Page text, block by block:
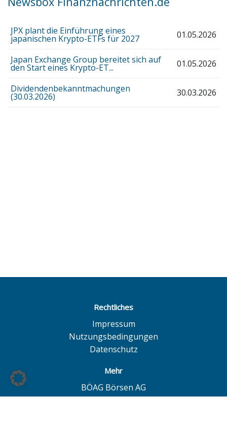
JPX plant die Einführung eines
japanischen Krypto-ETFs für 2027 01.05.2026
Japan Exchange Group bereitet sich auf
den Start eines Krypto-ET... 01.05.2026
Dividendenbekanntmachungen
(30.03.2026) 30.03.2026
Rechtliches
Impressum
Nutzungsbedingungen
Datenschutz
Mehr
BÖAG Börsen AG
Börse Hamburg